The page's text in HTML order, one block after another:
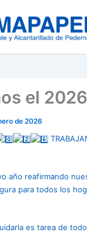
el 2026
de 2026
año reafirmando
para todos los
es tarea de